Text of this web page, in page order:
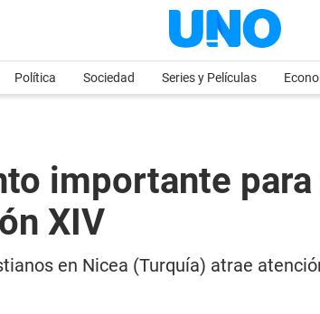
Política Sociedad Series y Películas
importante
XIV
en Nicea (Turquía) atrae